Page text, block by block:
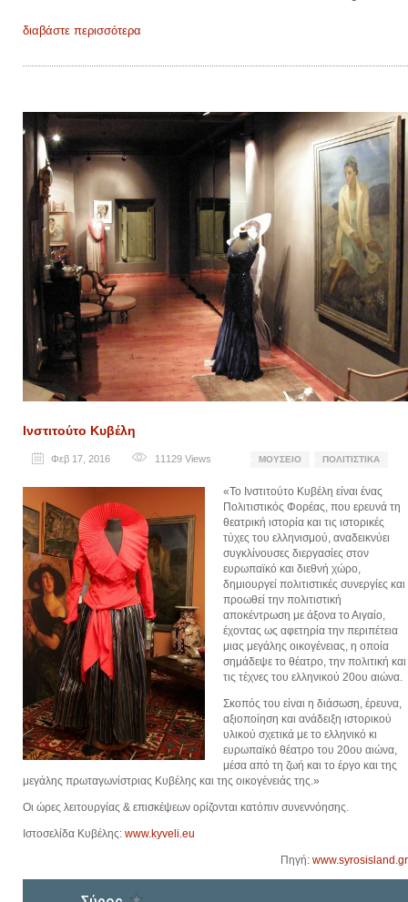
διαβάστε περισσότερα
Ινστιτούτο Κυβέλη
Φεβ 17, 2016 11129 Views ΜΟΥΣΕΊΟ ΠΟΛΙΤΙΣΤΙΚΆ
«Το Ινστιτούτο Κυβέλη είναι ένας
Πολιτιστικός Φορέας, που ερευνά τη
θεατρική ιστορία και τις ιστορικές
τύχες του ελληνισμού, αναδεικνύει
συγκλίνουσες διεργασίες στον
ευρωπαϊκό και διεθνή χώρο,
δημιουργεί πολιτιστικές συνεργίες και
προωθεί την πολιτιστική
αποκέντρωση με άξονα το Αιγαίο,
έχοντας ως αφετηρία την περιπέτεια
μιας μεγάλης οικογένειας, η οποία
σημάδεψε το θέατρο, την πολιτική και
τις τέχνες του ελληνικού 20ου αιώνα.
Σκοπός του είναι η διάσωση, έρευνα,
αξιοποίηση και ανάδειξη ιστορικού
υλικού σχετικά με το ελληνικό κι
ευρωπαϊκό θέατρο του 20ου αιώνα,
μέσα από τη ζωή και το έργο και της
μεγάλης πρωταγωνίστριας Κυβέλης και της οικογένειάς της.»
Οι ώρες λειτουργίας & επισκέψεων ορίζονται κατόπιν συνεννόησης.
Ιστοσελίδα Κυβέλης: www.kyveli.eu
Πηγή: www.syrosisland.gr